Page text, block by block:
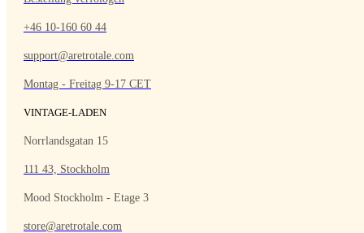
+46 10-160 60 44
support@aretrotale.com
Montag - Freitag 9-17 CET
VINTAGE-LADEN
Norrlandsgatan 15
111 43, Stockholm
Mood Stockholm - Etage 3
store@aretrotale.com